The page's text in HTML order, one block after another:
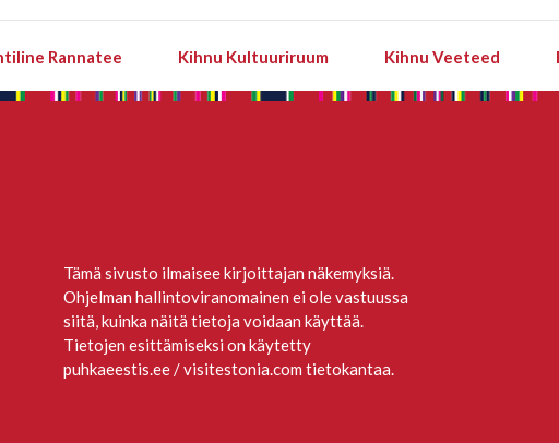
Rannatee Kihnu Kultuuriruum Kihnu Veeteed
Tämä sivusto ilmaisee kirjoittajan näkemyksiä.
Ohjelman hallintoviranomainen ei ole vastuussa
siitä, kuinka näitä tietoja voidaan käyttää.
Tietojen esittämiseksi on käytetty
puhkaeestis.ee / visitestonia.com tietokantaa.